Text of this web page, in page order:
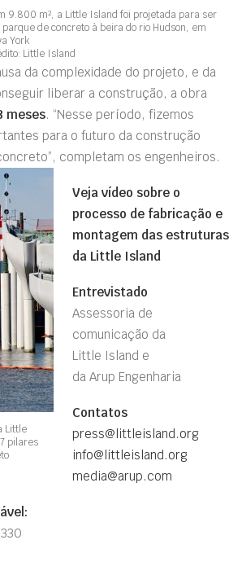
9.800 m², a Little Island foi projetada para ser
parque de concreto à beira do rio Hudson, em
York
Little Island
da complexidade do projeto, e da
liberar a construção, a obra
meses. “Nesse período, fizemos
para o futuro da construção
completam os engenheiros.
Little
pilares
Veja vídeo sobre o
processo de fabricação e
montagem das estruturas
da Little Island
Entrevistado
Assessoria de
comunicação da
Little Island e
da Arup Engenharia
Contatos
press@littleisland.org
info@littleisland.org
media@arup.com